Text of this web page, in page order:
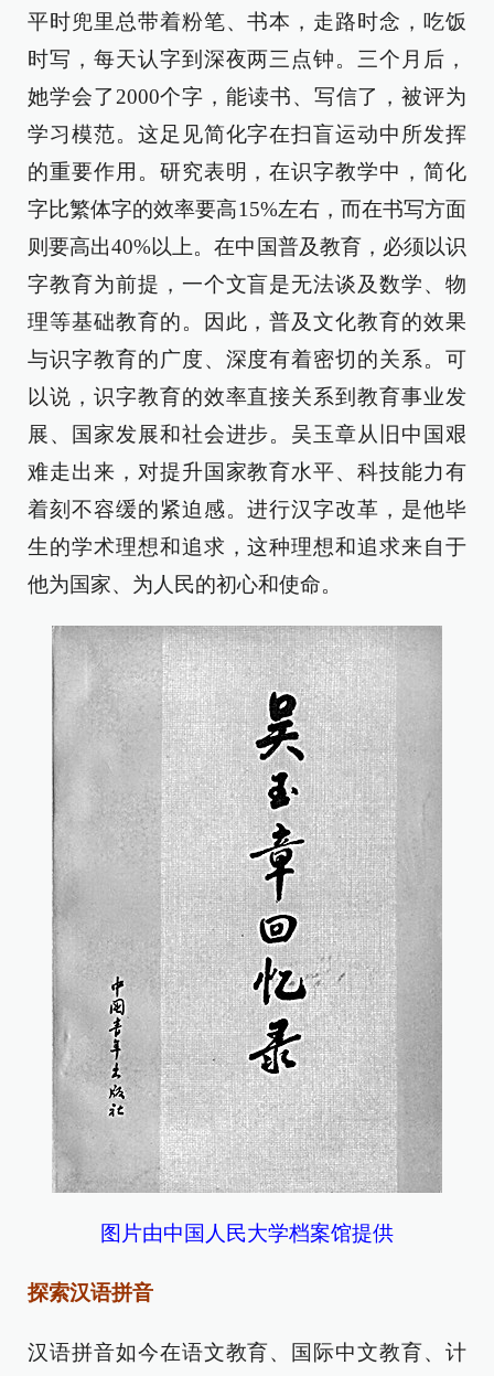
平时兜里总带着粉笔、书本，走路时念，吃饭
时写，每天认字到深夜两三点钟。三个月后，
她学会了2000个字，能读书、写信了，被评为
学习模范。这足见简化字在扫盲运动中所发挥
的重要作用。研究表明，在识字教学中，简化
字比繁体字的效率要高15%左右，而在书写方面
则要高出40%以上。在中国普及教育，必须以识
字教育为前提，一个文盲是无法谈及数学、物
理等基础教育的。因此，普及文化教育的效果
与识字教育的广度、深度有着密切的关系。可
以说，识字教育的效率直接关系到教育事业发
展、国家发展和社会进步。吴玉章从旧中国艰
难走出来，对提升国家教育水平、科技能力有
着刻不容缓的紧迫感。进行汉字改革，是他毕
生的学术理想和追求，这种理想和追求来自于
他为国家、为人民的初心和使命。
图片由中国人民大学档案馆提供
探索汉语拼音
汉语拼音如今在语文教育、国际中文教育、计